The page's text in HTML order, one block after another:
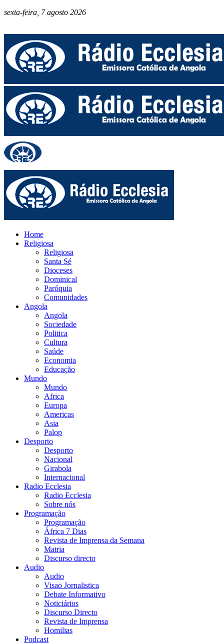
sexta-feira, 7 agosto 2026
Home
Religiosa
Religiosa
Santa Sé
Dioceses
Dominical
Paróquia
Comunidades
Angola
Angola
Sociedade
Politica
Cultura
Saúde
Economia
Educação
Mundo
Mundo
Africa
Europa
Americas
Asia
Palop
Desporto
Desporto
Nacional
Girabola
Internacional
Radio Ecclesia
Radio Ecclesia
Sobre nós
Programação
Programação
África 7 Dias
Revista de Imprensa da Semana
Matria
Discurso directo
Audio
Audio
Visao Jornalistica
Debate Informativo
Noticiários
Discurso Directo
Revista de Imprensa
Homilias
Podcast